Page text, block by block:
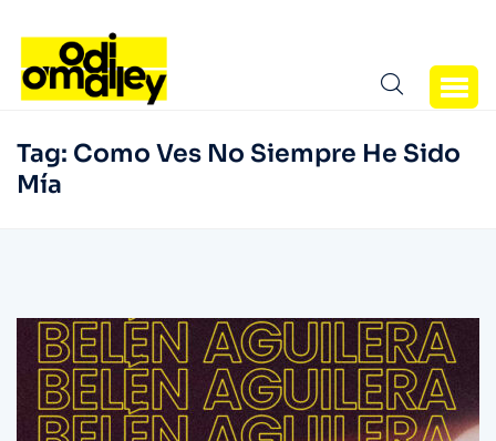
Tag: Como Ves No Siempre He Sido
Mía